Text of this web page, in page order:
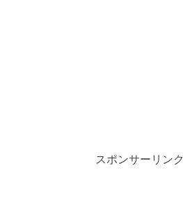
スポンサーリンク